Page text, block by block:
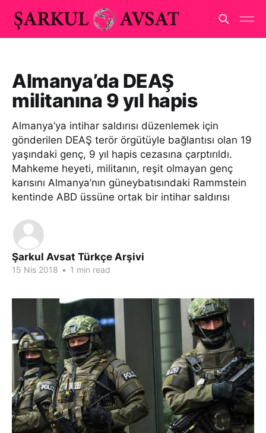
Almanya’da DEAŞ
militanına 9 yıl hapis
Almanya’ya intihar saldırısı düzenlemek için
gönderilen DEAŞ terör örgütüyle bağlantısı olan 19
yaşındaki genç, 9 yıl hapis cezasına çarptırıldı.
Mahkeme heyeti, militanın, reşit olmayan genç
karısını Almanya’nın güneybatısındaki Rammstein
kentinde ABD üssüne ortak bir intihar saldırısı
Şarkul Avsat Türkçe Arşivi
15 Nis 2018 • 1 min read